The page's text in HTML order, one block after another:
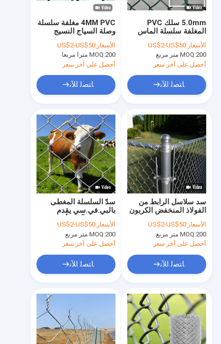
المنتجات
برنامج VR
4MM PVC مغلفة سلسلة
وصلة السياج النسيج
الماس سلسلة وصلة
شبكة السياج
الأسعار:US$2-US$50
MOQ:200 مترا مربعا
أحصل على آخر سعر
ﺎﺘﺼﻟ ﺍﻶﻧ
5.0mm سلك PVC
المغلفة سلسلة الماس
ربط السور للملاعب
ملاعب كرة القدم
الأسعار:US$2-US$50
MOQ:200 متر مربع
أحصل على آخر سعر
ﺎﺘﺼﻟ ﺍﻶﻧ
سدّ السلسلة المغطى
بالبي.في.سي يقدم
مقاومة للتآكل وأداء طويل
الأمد
الأسعار:US$2-US$50
MOQ:200 متر مربع
أحصل على آخر سعر
ﺎﺘﺼﻟ ﺍﻶﻧ
سد سلاسل الرابط من
الفولاذ المنخفض الكربون
ماسة 2 "لسياج الحديقة
الأسعار:US$2-US$50
MOQ:200 متر مربع
أحصل على آخر سعر
ﺎﺘﺼﻟ ﺍﻶﻧ